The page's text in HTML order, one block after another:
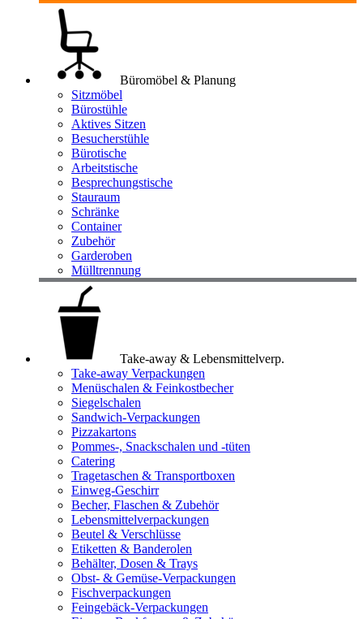
Büromöbel & Planung
Sitzmöbel
Bürostühle
Aktives Sitzen
Besucherstühle
Bürotische
Arbeitstische
Besprechungstische
Stauraum
Schränke
Container
Zubehör
Garderoben
Mülltrennung
Take-away & Lebensmittelverp.
Take-away Verpackungen
Menüschalen & Feinkostbecher
Siegelschalen
Sandwich-Verpackungen
Pizzakartons
Pommes-, Snackschalen und -tüten
Catering
Tragetaschen & Transportboxen
Einweg-Geschirr
Becher, Flaschen & Zubehör
Lebensmittelverpackungen
Beutel & Verschlüsse
Etiketten & Banderolen
Behälter, Dosen & Trays
Obst- & Gemüse-Verpackungen
Fischverpackungen
Feingebäck-Verpackungen